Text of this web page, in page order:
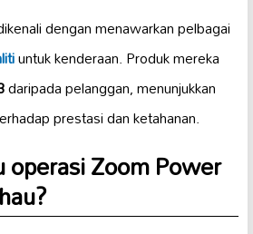
dengan menawarkan pelbagai
untuk kenderaan. Produk mereka
daripada pelanggan, menunjukkan
prestasi dan ketahanan.
Zoom Power